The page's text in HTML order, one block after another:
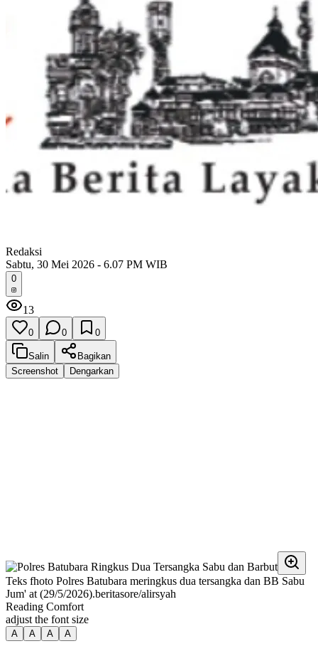
Redaksi
Sabtu, 30 Mei 2026 - 6.07 PM WIB
0
13
0 0 0
Salin
Bagikan
Screenshot
Dengarkan
Teks fhoto Polres Batubara meringkus dua tersangka dan BB Sabu
Jum' at (29/5/2026).beritasore/alirsyah
Reading Comfort
adjust the font size
A A A A